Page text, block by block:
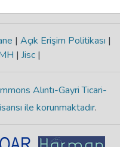
| Açık Erişim Politikası |
| Jisc |
Alıntı-Gayri Ticari-
ile korunmaktadır.